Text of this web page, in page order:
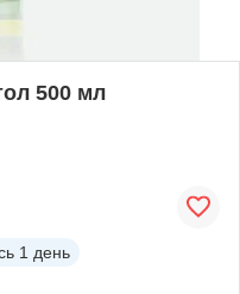
500 мл
1 день